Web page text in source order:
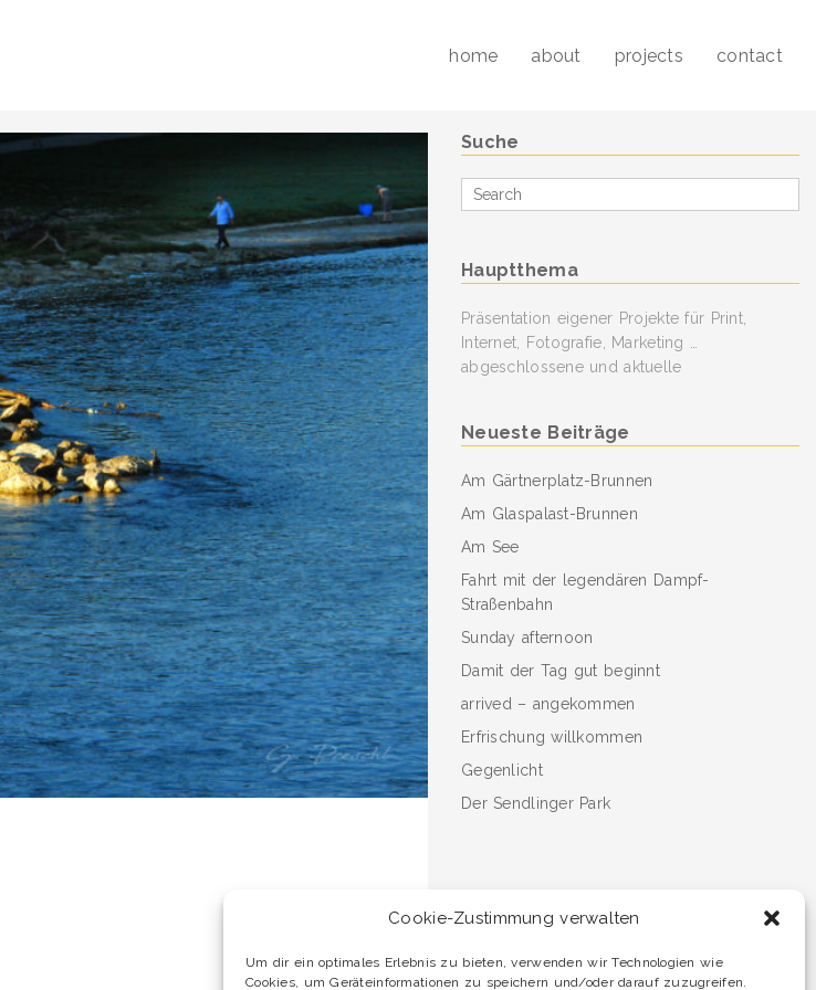
Cookie-Zustimmung verwalten
Um dir ein optimales Erlebnis zu bieten, verwenden wir Technologien wie
Cookies, um Geräteinformationen zu speichern und/oder darauf zuzugreifen.
home about projects contact
Suche
Search
for
Hauptthema
Präsentation eigener Projekte für Print,
Internet, Fotografie, Marketing …
abgeschlossene und aktuelle
Neueste Beiträge
Am Gärtnerplatz-Brunnen
Am Glaspalast-Brunnen
Am See
Fahrt mit der legendären Dampf-
Straßenbahn
Sunday afternoon
Damit der Tag gut beginnt
arrived – angekommen
Erfrischung willkommen
Gegenlicht
Der Sendlinger Park